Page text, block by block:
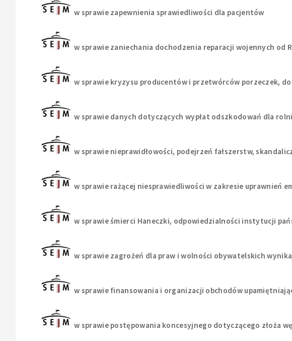
w sprawie zapewnienia sprawiedliwości dla pacjentów
w sprawie zaniechania dochodzenia reparacji wojennych od
w sprawie kryzysu producentów i przetwórców porzeczek,
w sprawie danych dotyczących wypłat odszkodowań dla
w sprawie nieprawidłowości, podejrzeń fałszerstw,
w sprawie rażącej niesprawiedliwości w zakresie uprawnień
w sprawie śmierci Haneczki, odpowiedzialności instytucji
w sprawie zagrożeń dla praw i wolności obywatelskich
w sprawie finansowania i organizacji obchodów
w sprawie postępowania koncesyjnego dotyczącego złoża